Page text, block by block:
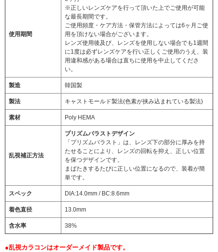
使用期間
※正しいレンズケアを行って頂いた上でご使用が可能
な最長期間です。
ご使用頻度・ケア方法・保管方法によっては6ヶ月ご使
用を頂けない場合がございます。
レンズ使用後及び、レンズを使用しない場合でも1週間
に1度は必ずレンズケアを行い正しくご使用のうえ、装
用違和感がある場合は直ちに使用を中止してくださ
い。
製造 韓国製
製法 キャストモールド製法(色素が挟み込まれている製法)
素材 Poly HEMA
乱視補正方法
プリズムバラストデザイン
「プリズムバラスト」は、レンズ下の部分に厚みを持
たせることにより、レンズの回転を抑え、正しい位置
を保つデザインです。
まばたきするたびに正しい位置になるので、装着が簡
単です。
スペック DIA:14.0mm / BC:8.6mm
着色直径 13.0mm
含水率 38%
●乱視カラコンはオーダーメイド製品です。